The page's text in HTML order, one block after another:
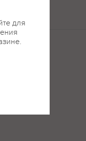
для